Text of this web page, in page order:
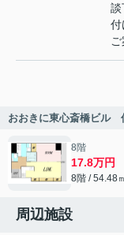
談
付
おおきに東心斎橋ビル
8階
17.8万円
8階 / 54.48
周辺施設